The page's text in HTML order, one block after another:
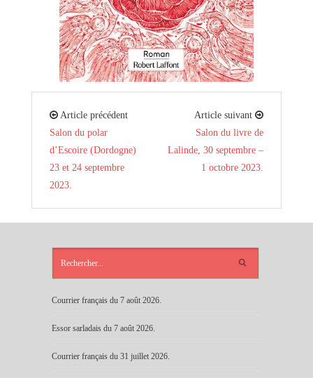
Article précédent
Salon du polar
d’Escoire (Dordogne)
23 et 24 septembre
2023.
Article suivant
Salon du livre de
Lalinde, 30 septembre –
1 octobre 2023.
Courrier français du 7 août 2026.
Essor sarladais du 7 août 2026.
Courrier français du 31 juillet 2026.